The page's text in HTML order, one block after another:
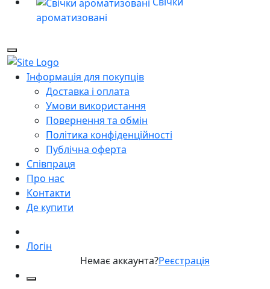
ароматизовані
Інформація для покупців
Доставка і оплата
Умови використання
Повернення та обмін
Політика конфіденційності
Публічна оферта
Співпраця
Про нас
Контакти
Де купити
Логін
Немає аккаунта?Реєстрація